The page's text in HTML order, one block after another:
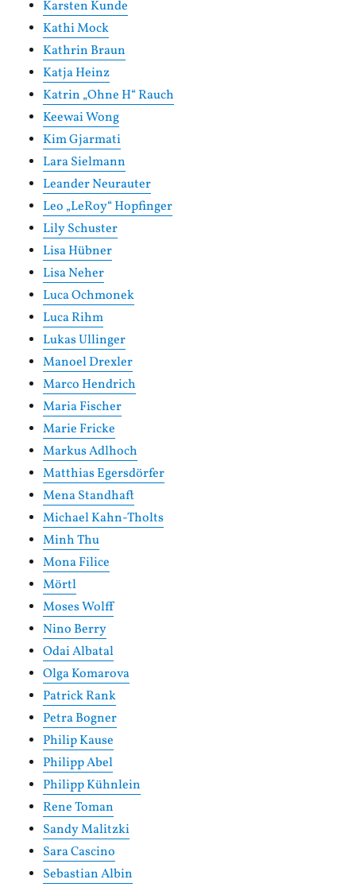
Karsten Kunde
Kathi Mock
Kathrin Braun
Katja Heinz
Katrin „Ohne H“ Rauch
Keewai Wong
Kim Gjarmati
Lara Sielmann
Leander Neurauter
Leo „LeRoy“ Hopfinger
Lily Schuster
Lisa Hübner
Lisa Neher
Luca Ochmonek
Luca Rihm
Lukas Ullinger
Manoel Drexler
Marco Hendrich
Maria Fischer
Marie Fricke
Markus Adlhoch
Matthias Egersdörfer
Mena Standhaft
Michael Kahn-Tholts
Minh Thu
Mona Filice
Mörtl
Moses Wolff
Nino Berry
Odai Albatal
Olga Komarova
Patrick Rank
Petra Bogner
Philip Kause
Philipp Abel
Philipp Kühnlein
Rene Toman
Sandy Malitzki
Sara Cascino
Sebastian Albin